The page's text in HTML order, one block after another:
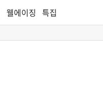
웰에이징 특집